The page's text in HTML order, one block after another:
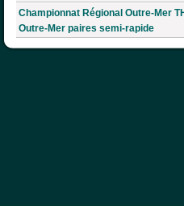
Championnat Régional Outre-Mer
Outre-Mer paires semi-rapide